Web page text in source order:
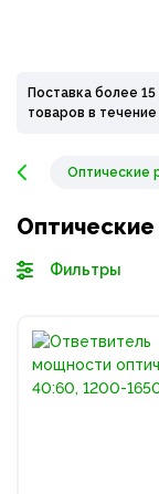
Поставка более
товаров в
Оптические
Фильтры